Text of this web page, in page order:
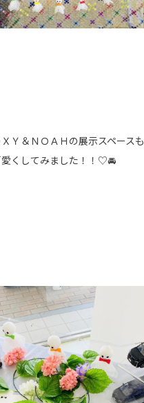
Ｙ＆ＮＯＡＨの展示スペースも
くしてみました！！♡🚘